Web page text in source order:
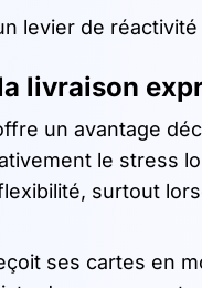
levier de
livraison
un avantage
le stress
surtout
ses cartes en